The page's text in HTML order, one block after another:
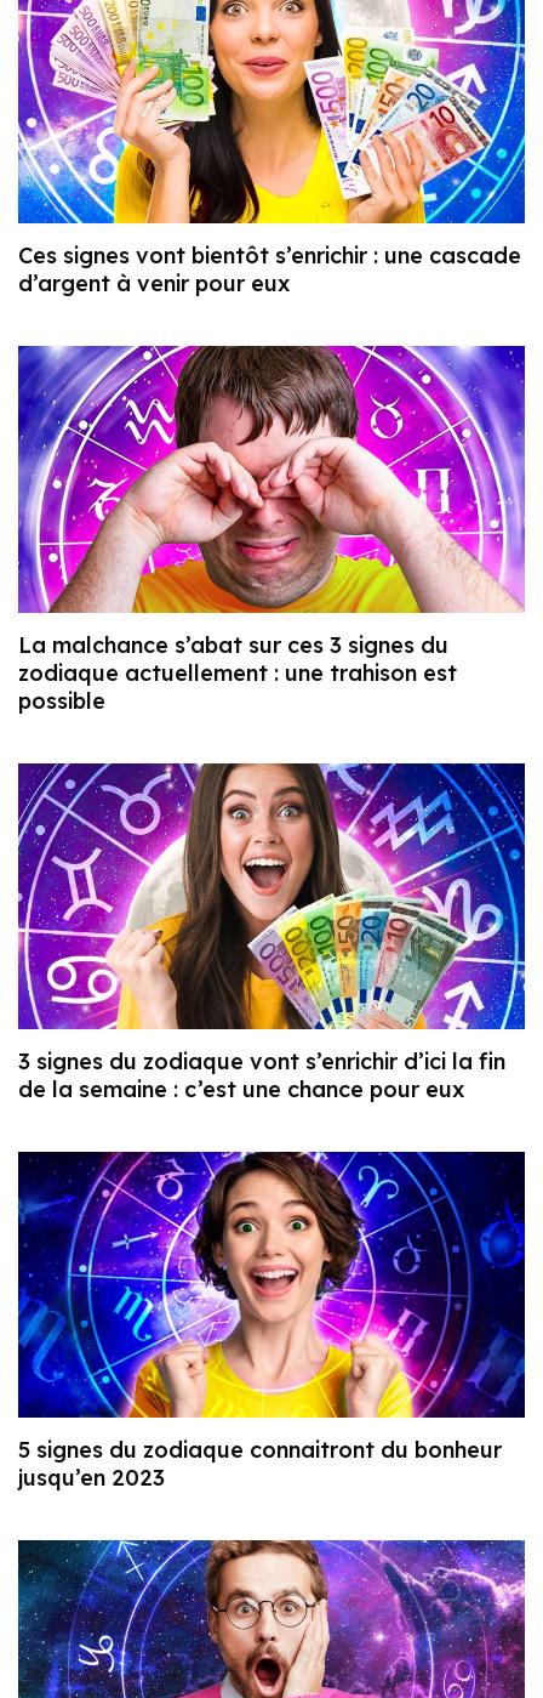
Ces signes vont bientôt s’enrichir : une cascade
d’argent à venir pour eux
La malchance s’abat sur ces 3 signes du
zodiaque actuellement : une trahison est
possible
3 signes du zodiaque vont s’enrichir d’ici la fin
de la semaine : c’est une chance pour eux
5 signes du zodiaque connaitront du bonheur
jusqu’en 2023